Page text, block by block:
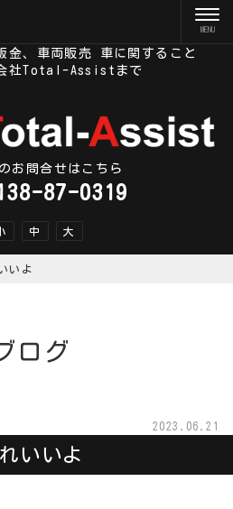
金、車両販売 車に関すること
社Total-Assistまで
お問合せはこちら
87-0319
中 大
いよ
ログ
2023.06.21
いいよ